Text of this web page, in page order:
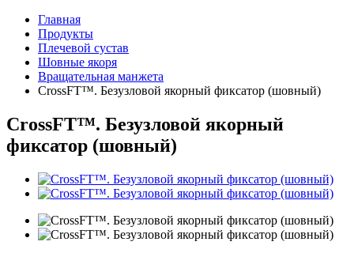
Главная
Продукты
Плечевой сустав
Шовные якоря
Вращательная манжета
CrossFT™. Безузловой якорный фиксатор (шовный)
CrossFT™. Безузловой якорный
фиксатор (шовный)